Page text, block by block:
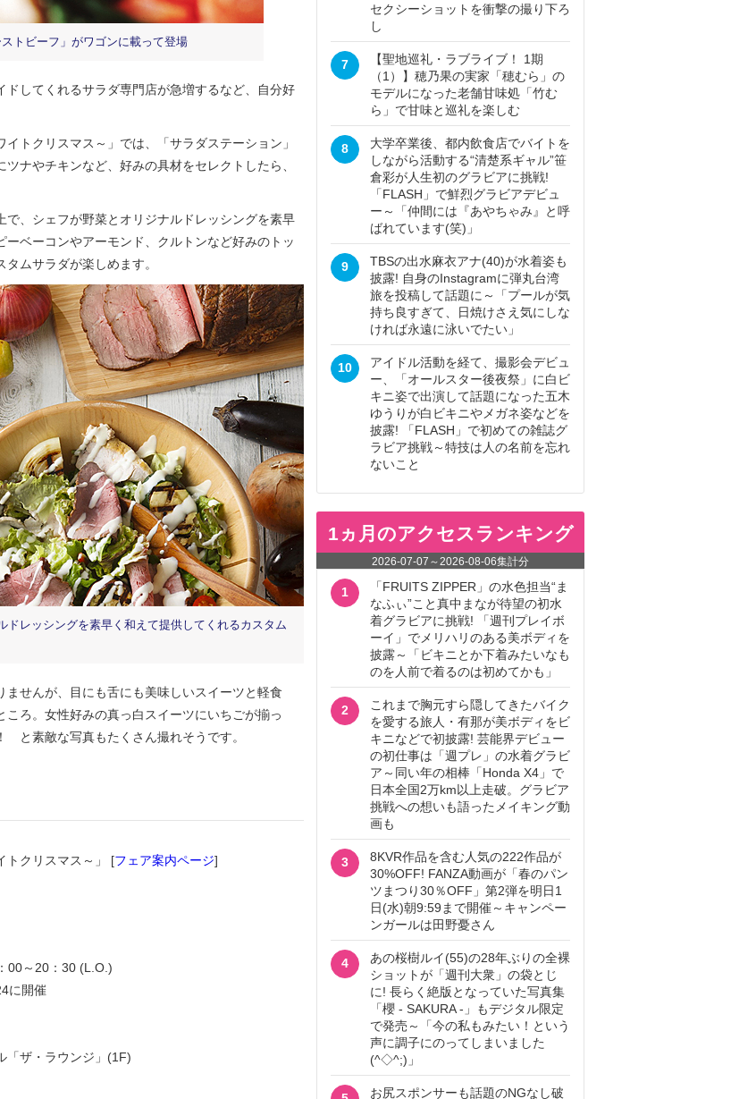
トビーフ」がワゴンに載って登場
してくれるサラダ専門店が急増するなど、自分好
トクリスマス～」では、「サラダステーション」
ナやチキンなど、好みの具材をセレクトしたら、
、シェフが野菜とオリジナルドレッシングを素早
ベーコンやアーモンド、クルトンなど好みのトッ
ムサラダが楽しめます。
レッシングを素早く和えて提供してくれるカスタム
せんが、目にも舌にも美味しいスイーツと軽食
ろ。女性好みの真っ白スイーツにいちごが揃っ
と素敵な写真もたくさん撮れそうです。
トクリスマス～」 [フェア案内ページ]
00～20：30 (L.O.)
に開催
ザ・ラウンジ」(1F)
セクシーショットを衝撃の撮り下ろ
し
7
【聖地巡礼・ラブライブ！ 1期
（1）】穂乃果の実家「穂むら」の
モデルになった老舗甘味処「竹む
ら」で甘味と巡礼を楽しむ
8
大学卒業後、都内飲食店でバイトを
しながら活動する“清楚系ギャル”笹
倉彩が人生初のグラビアに挑戦!
「FLASH」で鮮烈グラビアデビュ
ー～「仲間には『あやちゃみ』と呼
ばれています(笑)」
9
TBSの出水麻衣アナ(40)が水着姿も
披露! 自身のInstagramに弾丸台湾
旅を投稿して話題に～「プールが気
持ち良すぎて、日焼けさえ気にしな
ければ永遠に泳いでたい」
10
アイドル活動を経て、撮影会デビュ
ー、「オールスター後夜祭」に白ビ
キニ姿で出演して話題になった五木
ゆうりが白ビキニやメガネ姿などを
披露! 「FLASH」で初めての雑誌グ
ラビア挑戦～特技は人の名前を忘れ
ないこと
1ヵ月のアクセスランキング
2026-07-07 ～2026-08-06集計分
1
「FRUITS ZIPPER」の水色担当“ま
なふぃ”こと真中まなが待望の初水
着グラビアに挑戦! 「週刊プレイボ
ーイ」でメリハリのある美ボディを
披露～「ビキニとか下着みたいなも
のを人前で着るのは初めてかも」
2
これまで胸元すら隠してきたバイク
を愛する旅人・有那が美ボディをビ
キニなどで初披露! 芸能界デビュー
の初仕事は「週プレ」の水着グラビ
ア～同い年の相棒「Honda X4」で
日本全国2万km以上走破。グラビア
挑戦への想いも語ったメイキング動
画も
3
8KVR作品を含む人気の222作品が
30%OFF! FANZA動画が「春のパン
ツまつり30％OFF」第2弾を明日1
日(水)朝9:59まで開催～キャンペー
ンガールは田野憂さん
4
あの桜樹ルイ(55)の28年ぶりの全裸
ショットが「週刊大衆」の袋とじ
に! 長らく絶版となっていた写真集
「櫻 - SAKURA -」もデジタル限定
で発売～「今の私もみたい！という
声に調子にのってしまいました
(^◇^;)」
お尻スポンサーも話題のNGなし破